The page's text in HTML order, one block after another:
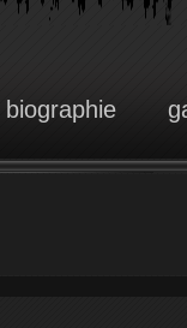
biographie